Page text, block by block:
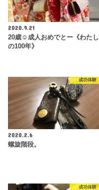
2020.9.21
20歳☺︎成人おめでとー《わたし
の100年》
成功体験
2020.2.6
螺旋階段。
成功体験